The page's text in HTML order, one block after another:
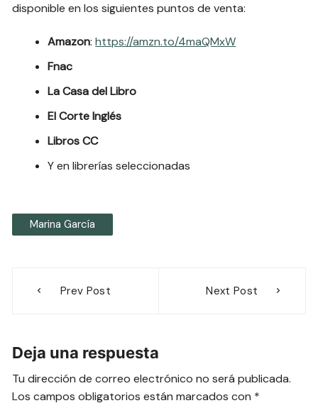
disponible en los siguientes puntos de venta:
Amazon:https://amzn.to/4maQMxW
Fnac
La Casa del Libro
El Corte Inglés
Libros CC
Y en librerías seleccionadas
Marina García
Prev Post Next Post
Deja una respuesta
Tu dirección de correo electrónico no será publicada.
Los campos obligatorios están marcados con *